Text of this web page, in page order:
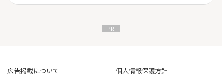
広告掲載について
個人情報保護方針